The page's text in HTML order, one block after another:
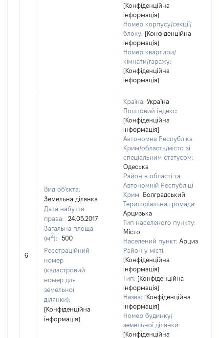
[Конфіденційна
інформація]
Номер корпусу/секції/
блоку: [Конфіденційна
інформація]
Номер квартири/
кімнати/гаражу:
[Конфіденційна
інформація]
6
Вид об'єкта:
Земельна ділянка
Дата набуття
права:
24.05.2017
Загальна площа
(м2):
500
Реєстраційний
номер
(кадастровий
номер для
земельної
ділянки):
[Конфіденційна
інформація]
Країна: Україна
Поштовий індекс:
[Конфіденційна
інформація]
Автономна Республіка
Крим/область/місто зі
спеціальним статусом:
Одеська
Район в області та
Автономній Республіці
Крим: Болградський
Територіальна громада:
Арцизька
Тип населеного пункту:
Місто
Населений пункт: Арциз
Район у місті:
[Конфіденційна
інформація]
Тип: [Конфіденційна
інформація]
Назва: [Конфіденційна
інформація]
Номер будинку/
земельної ділянки:
[Конфіденційна